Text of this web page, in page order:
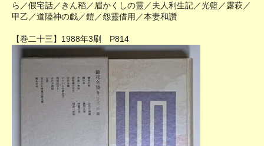
ら／假宅話／きん稻／眉かくしの靈／夫人利生記／光籃／露萩／
甲乙／道陸神の戯／鎧／怨靈借用／本妻和讚
【巻二十三】1988年3刷 P814